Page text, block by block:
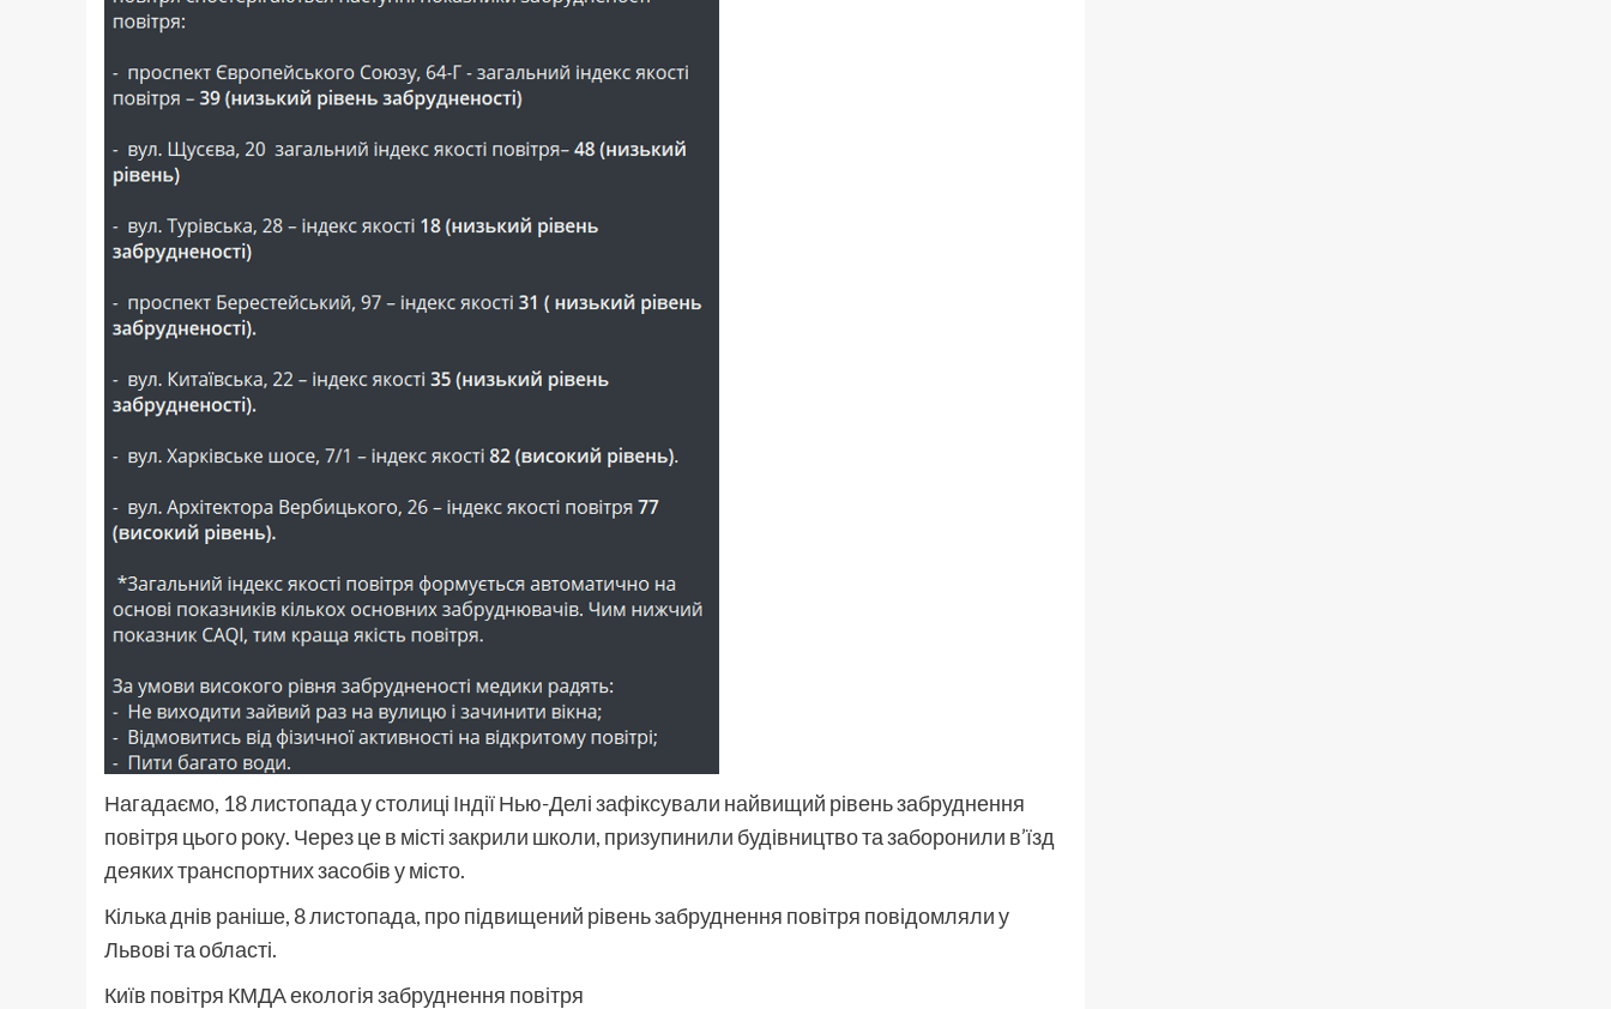
Нагадаємо, 18 листопада у столиці Індії Нью-Делі зафіксували найвищий рівень забруднення
повітря цього року. Через це в місті закрили школи, призупинили будівництво та заборонили в’їзд
деяких транспортних засобів у місто.
Кілька днів раніше, 8 листопада, про підвищений рівень забруднення повітря повідомляли у
Львові та області.
Київ повітря КМДА екологія забруднення повітря